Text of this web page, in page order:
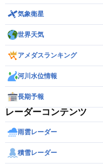
気象衛星
世界天気
アメダスランキング
河川水位情報
長期予報
レーダーコンテンツ
雨雲レーダー
積雪レーダー